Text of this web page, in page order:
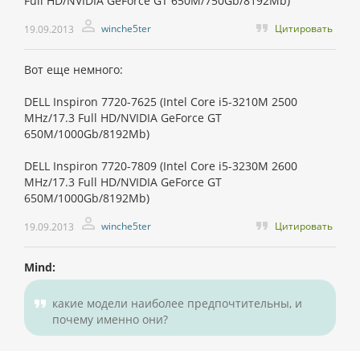
19.09.2013 winche5ter Цитировать
Вот еще немного:
DELL Inspiron 7720-7625 (Intel Core i5-3210M 2500
MHz/17.3 Full HD/NVIDIA GeForce GT
650M/1000Gb/8192Mb)
DELL Inspiron 7720-7809 (Intel Core i5-3230M 2600
MHz/17.3 Full HD/NVIDIA GeForce GT
650M/1000Gb/8192Mb)
19.09.2013 winche5ter Цитировать
Mind:
какие модели наиболее предпочтительны, и
почему именно они?